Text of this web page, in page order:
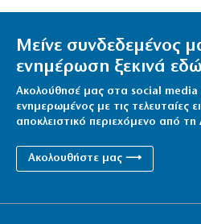
Μείνε συνδεδεμένος
ενημέρωση ξεκινά
Ακολούθησέ μας στα social media
ενημερωμένος με τις τελευταίες
αποκλειστικό περιεχόμενο από
Ακολουθήστε μας ⟶